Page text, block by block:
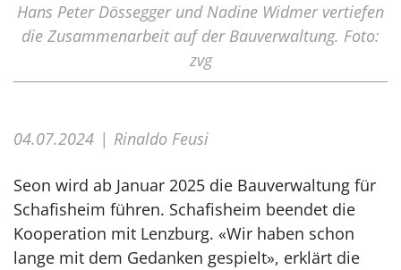
Hans Peter Dössegger und Nadine Widmer vertiefen
die Zusammenarbeit auf der Bauverwaltung. Foto:
zvg
04.07.2024 Rinaldo Feusi
Seon wird ab Januar 2025 die Bauverwaltung für
Schafisheim führen. Schafisheim beendet die
Kooperation mit Lenzburg. «Wir haben schon
lange mit dem Gedanken gespielt», erklärt die